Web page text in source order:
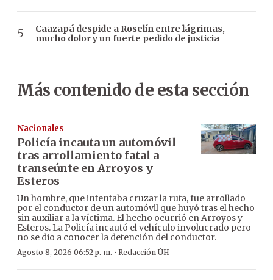
Caazapá despide a Roselín entre lágrimas,
mucho dolor y un fuerte pedido de justicia
Más contenido de esta sección
Nacionales
Policía incauta un automóvil
tras arrollamiento fatal a
transeúnte en Arroyos y
Esteros
Un hombre, que intentaba cruzar la ruta, fue arrollado
por el conductor de un automóvil que huyó tras el hecho
sin auxiliar a la víctima. El hecho ocurrió en Arroyos y
Esteros. La Policía incautó el vehículo involucrado pero
no se dio a conocer la detención del conductor.
Agosto 8, 2026 06:52 p. m. · Redacción ÚH